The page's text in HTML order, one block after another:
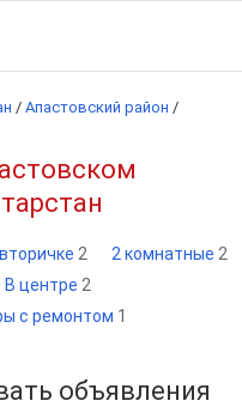
/ Апастовский район /
2 2 комнатные 2
В центре 2
с ремонтом 1
объявления